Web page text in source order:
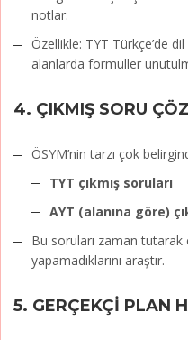
notlar.
Özellikle: TYT Türkçe’de dil
alanlarda formüller
4. ÇIKMIŞ SORU
ÖSYM’nin tarzı çok
TYT çıkmış soruları
AYT (alanına göre)
Bu soruları zaman
yapamadıklarını araştır.
5. GERÇEKÇİ PLAN